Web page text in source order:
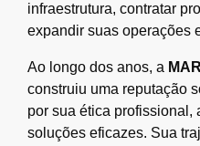
infraestrutura, contratar
expandir suas operações
Ao longo dos anos, a
construiu uma reputação
por sua ética profissional,
soluções eficazes. Sua